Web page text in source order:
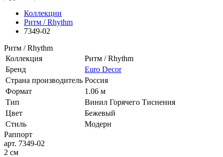
Коллекции
Ритм / Rhythm
7349-02
Ритм / Rhythm
Коллекция
Ритм / Rhythm
Бренд
Euro Decor
Страна производитель Россия
Формат
1.06 м
Тип
Винил Горячего Тиснения
Цвет
Бежевый
Стиль
Модерн
Раппорт
арт. 7349-02
2 см